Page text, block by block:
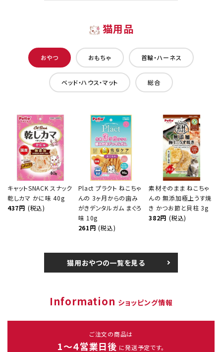
猫用品
おやつ おもちゃ 首輪・ハーネス
ベッド・ハウス・マット 総合
キャットSNACK スナック
乾しカマ かに味 40g
437円 (税込)
Plact プラクト ねこちゃ
んの 3ヶ月からの歯み
がきデンタルガム まぐろ
味 10g
261円 (税込)
素材そのまま ねこちゃ
んの 無添加極上うす焼
き かつお節と貝柱 3g
382円 (税込)
猫用おやつの一覧を見る
Information ショッピング情報
ご注文の商品は
1～４営業日後 に発送予定です。